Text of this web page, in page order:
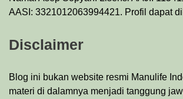
AASI: 3321012063994421. Profil dapat
Disclaimer
Blog ini bukan website resmi Manulife
materi di dalamnya menjadi tanggung